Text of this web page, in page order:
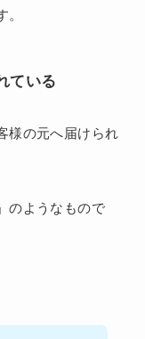
ている
様の元へ届けられ
のようなもので